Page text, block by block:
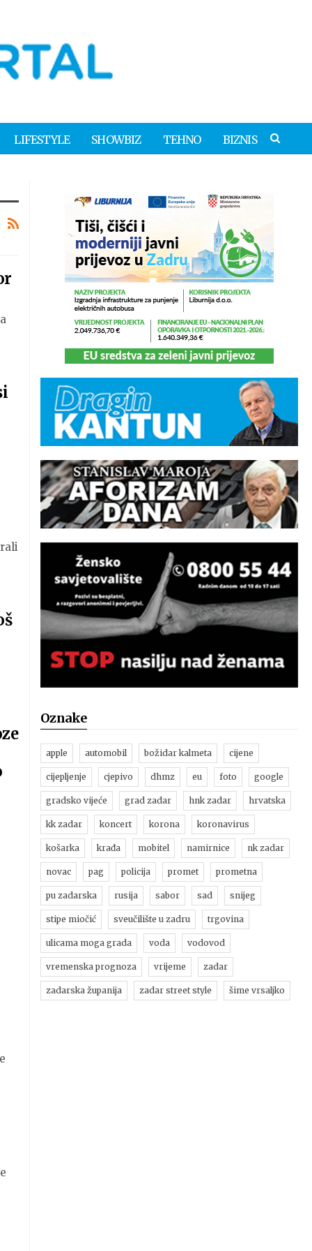
LIFESTYLE SHOWBIZ TEHNO BIZNIS
Oznake
apple automobil božidar kalmeta cijene
cijepljenje cjepivo dhmz eu foto google
gradsko vijeće grad zadar hnk zadar hrvatska
kk zadar koncert korona koronavirus
košarka krađa mobitel namirnice nk zadar
novac pag policija promet prometna
pu zadarska rusija sabor sad snijeg
stipe miočić sveučilište u zadru trgovina
ulicama moga grada voda vodovod
vremenska prognoza vrijeme zadar
zadarska županija zadar street style šime vrsaljko